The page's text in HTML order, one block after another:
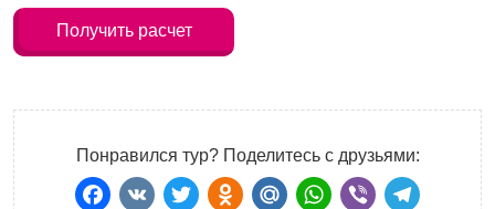
Получить расчет
Понравился тур? Поделитесь с друзьями: